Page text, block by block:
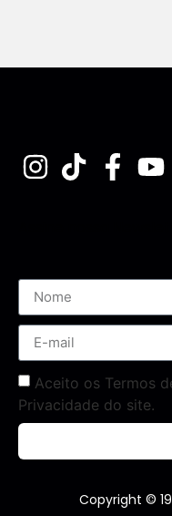
Aceito os Termos
Privacidade do site.
Copyright ©